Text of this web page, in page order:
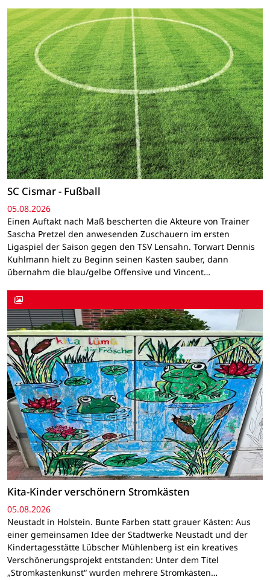
SC Cismar - Fußball
05.08.2026
Einen Auftakt nach Maß bescherten die Akteure von Trainer
Sascha Pretzel den anwesenden Zuschauern im ersten
Ligaspiel der Saison gegen den TSV Lensahn. Torwart Dennis
Kuhlmann hielt zu Beginn seinen Kasten sauber, dann
übernahm die blau/gelbe Offensive und Vincent…
Kita-Kinder verschönern Stromkästen
05.08.2026
Neustadt in Holstein. Bunte Farben statt grauer Kästen: Aus
einer gemeinsamen Idee der Stadtwerke Neustadt und der
Kindertagesstätte Lübscher Mühlenberg ist ein kreatives
Verschönerungsprojekt entstanden: Unter dem Titel
„Stromkastenkunst“ wurden mehrere Stromkästen…